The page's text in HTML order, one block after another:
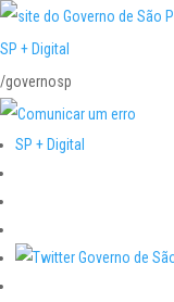
SP + Digital
/governosp
SP + Digital